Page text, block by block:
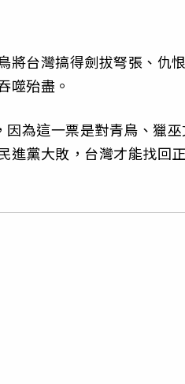
將台灣搞得劍拔弩張、仇
噬殆盡。
為這一票是對青鳥、獵
進黨大敗，台灣才能找回